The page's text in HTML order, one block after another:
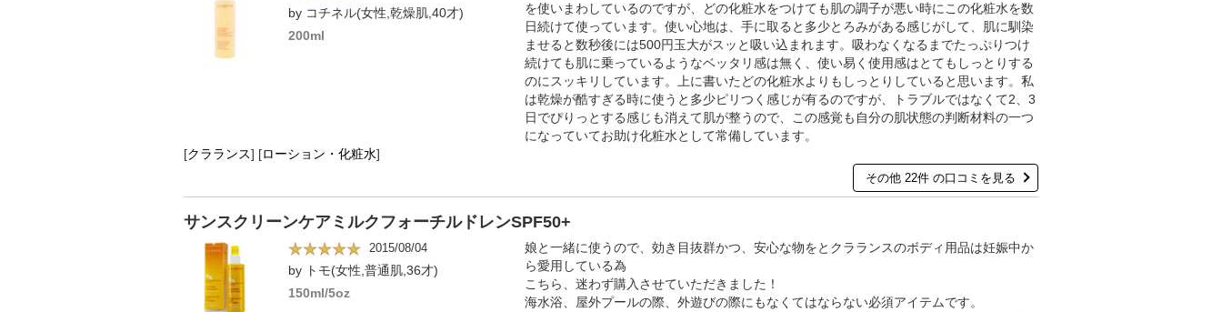
by コチネル(女性,乾燥肌,40才)
200ml
を使いまわしているのですが、どの化粧水をつけても肌の調子が悪い時にこの化粧水を数
日続けて使っています。使い心地は、手に取ると多少とろみがある感じがして、肌に馴染
ませると数秒後には500円玉大がスッと吸い込まれます。吸わなくなるまでたっぷりつけ
続けても肌に乗っているようなベッタリ感は無く、使い易く使用感はとてもしっとりする
のにスッキリしています。上に書いたどの化粧水よりもしっとりしていると思います。私
は乾燥が酷すぎる時に使うと多少ピリつく感じが有るのですが、トラブルではなくて2、3
日でぴりっとする感じも消えて肌が整うので、この感覚も自分の肌状態の判断材料の一つ
になっていてお助け化粧水として常備しています。
[クラランス] [ローション・化粧水]
その他 22件 の口コミを見る
サンスクリーンケアミルクフォーチルドレンSPF50+
2015/08/04
by トモ(女性,普通肌,36才)
150ml/5oz
娘と一緒に使うので、効き目抜群かつ、安心な物をとクラランスのボディ用品は妊娠中か
ら愛用している為
こちら、迷わず購入させていただきました！
海水浴、屋外プールの際、外遊びの際にもなくてはならない必須アイテムです。